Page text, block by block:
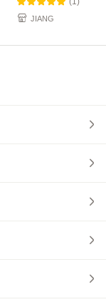
JIANG